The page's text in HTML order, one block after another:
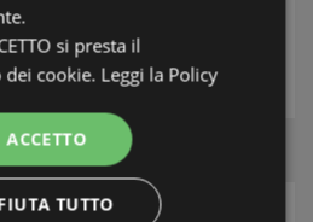
si presta il
dei cookie. Leggi la Policy
ACCETTO
TUTTO